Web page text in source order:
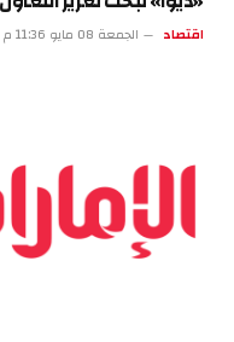
اقتصاد الجمعة 08 مايو 11:36 م